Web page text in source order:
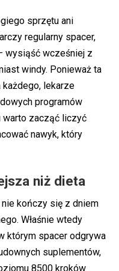
sprzętu ani
regularny spacer,
wysiąść wcześniej z
windy. Ponieważ ta
lekarze
programów
warto zacząć liczyć
nawyk, który
niż dieta
kończy się z dniem
Właśnie wtedy
którym spacer odgrywa
suplementów,
8500 kroków